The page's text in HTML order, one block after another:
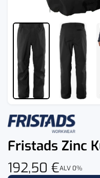
Fristads Zinc
192,50 €ALV 0%